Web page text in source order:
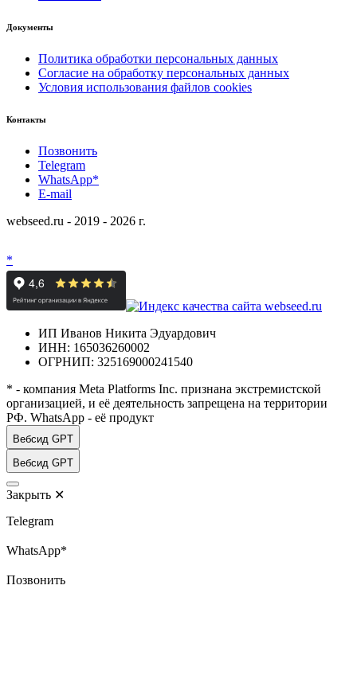
Документы
Политика обработки персональных данных
Согласие на обработку персональных данных
Условия использования файлов cookies
Контакты
Позвонить
Telegram
WhatsApp*
E-mail
webseed.ru - 2019 - 2026 г.
*
ИП Иванов Никита Эдуардович
ИНН: 165036260002
ОГРНИП: 325169000241540
* - компания Meta Platforms Inc. признана экстремистской
организацией, и её деятельность запрещена на территории
РФ. WhatsApp - её продукт
Вебсид GPT
Вебсид GPT
Закрыть ✕
Telegram
WhatsApp*
Позвонить